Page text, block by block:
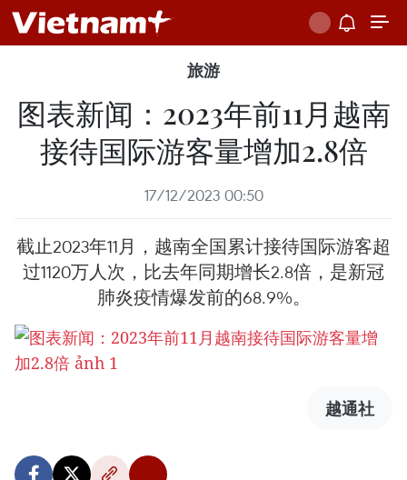
旅游
图表新闻：2023年前11月越南
接待国际游客量增加2.8倍
17/12/2023 00:50
截止2023年11月，越南全国累计接待国际游客超
过1120万人次，比去年同期增长2.8倍，是新冠
肺炎疫情爆发前的68.9%。
越通社